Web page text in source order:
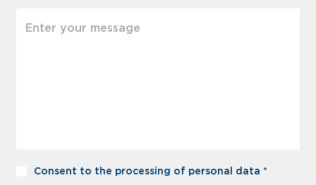
Consent to the processing of personal data *